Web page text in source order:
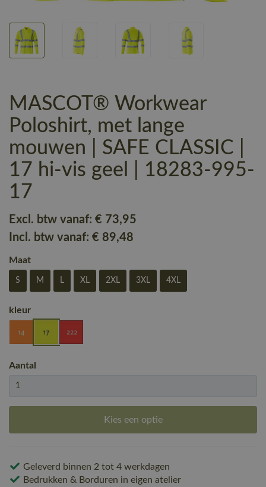
MASCOT® Workwear
Poloshirt, met lange
mouwen | SAFE CLASSIC |
17 hi-vis geel | 18283-995-
17
Excl. btw vanaf: € 73,95
Incl. btw vanaf: € 89,48
Maat
S M L XL 2XL 3XL 4XL
kleur
Aantal
Kies een optie
Geleverd binnen 2 tot 4 werkdagen
Bedrukken & Borduren in eigen atelier